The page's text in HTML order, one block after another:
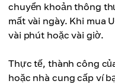
chuyển khoản thông
mất vài ngày. Khi mua
vài phút hoặc vài giờ.
Thực tế, thành công
hoặc nhà cung cấp ví